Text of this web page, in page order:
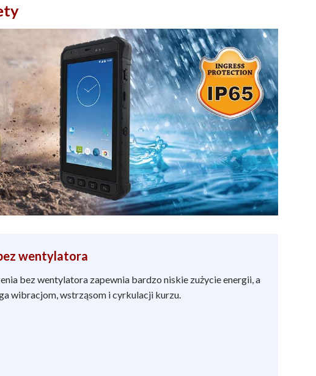
wentylatora
bez wentylatora zapewnia bardzo niskie zużycie energii, a
wibracjom, wstrząsom i cyrkulacji kurzu.